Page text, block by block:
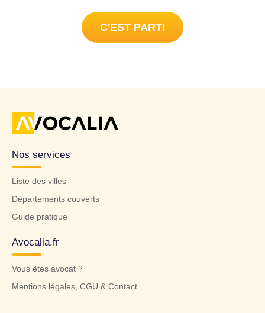
C'EST PARTI
Nos services
Liste des villes
Départements couverts
Guide pratique
Avocalia.fr
Vous êtes avocat ?
Mentions légales, CGU & Contact